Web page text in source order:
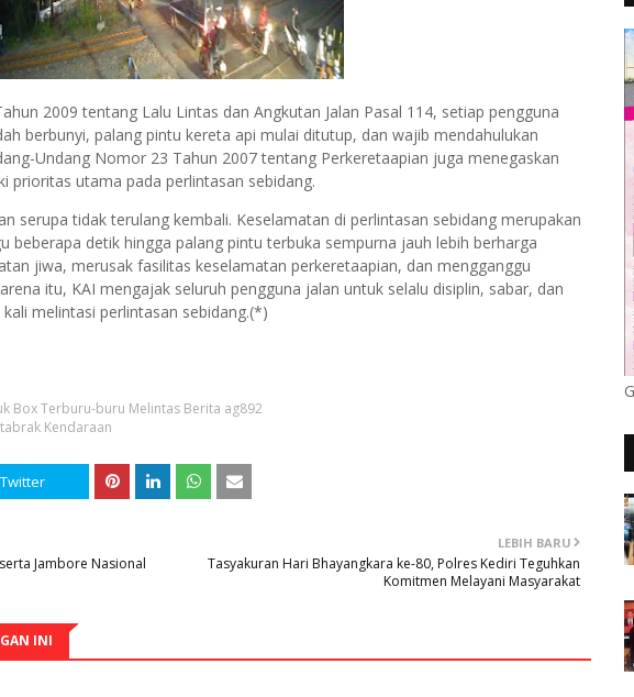
2009 tentang Lalu Lintas dan Angkutan Jalan Pasal 114, setiap pengguna
berbunyi, palang pintu kereta api mulai ditutup, dan wajib mendahulukan
Undang Nomor 23 Tahun 2007 tentang Perkeretaapian juga menegaskan
prioritas utama pada perlintasan sebidang.
serupa tidak terulang kembali. Keselamatan di perlintasan sebidang merupakan
beberapa detik hingga palang pintu terbuka sempurna jauh lebih berharga
jiwa, merusak fasilitas keselamatan perkeretaapian, dan mengganggu
itu, KAI mengajak seluruh pengguna jalan untuk selalu disiplin, sabar, dan
melintasi perlintasan sebidang.(*)
Box Terburu-buru Melintas Berita ag892
Kendaraan
Twitter
LEBIH BARU
Tasyakuran Hari Bhayangkara ke-80, Polres Kediri Teguhkan
Komitmen Melayani Masyarakat
Jambore Nasional
INI